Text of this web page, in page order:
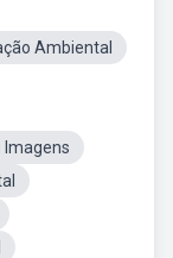
Ambiental
Imagens